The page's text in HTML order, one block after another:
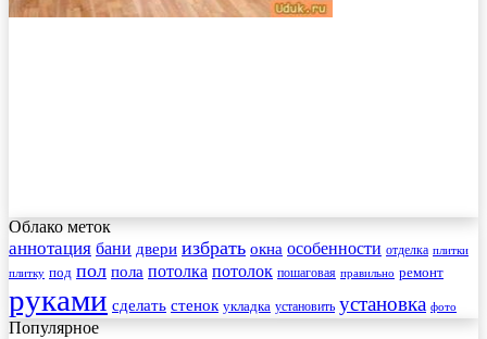
Облако меток
аннотация бани двери избрать окна особенности отделка плитки
плитку под пол пола потолка потолок пошаговая правильно ремонт
руками сделать стенок укладка установить установка фото
Популярное